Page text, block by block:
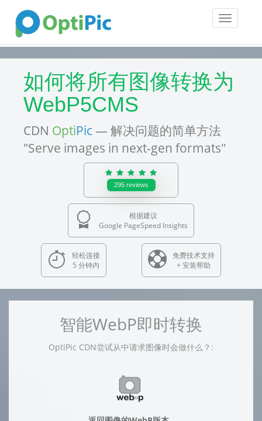
Toggle
如何将所有图像转换为
WebP5CMS
CDN OptiPic — 解决问题的简单方法
"Serve images in next-gen formats"
295 reviews
根据建议
Google PageSpeed Insights
轻松连接
5 分钟内
免费技术支持
+ 安装帮助
智能WebP即时转换
OptiPic CDN尝试从中请求图像时会做什么？: